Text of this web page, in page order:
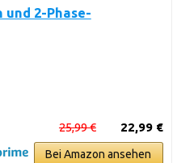
und 2-Phase-
22,99 €
25,99 €
Bei Amazon ansehen